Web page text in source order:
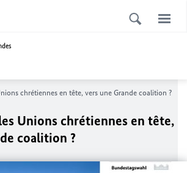
chrétiennes en tête, vers une Grande coalition ?
Unions chrétiennes en tête,
coalition ?